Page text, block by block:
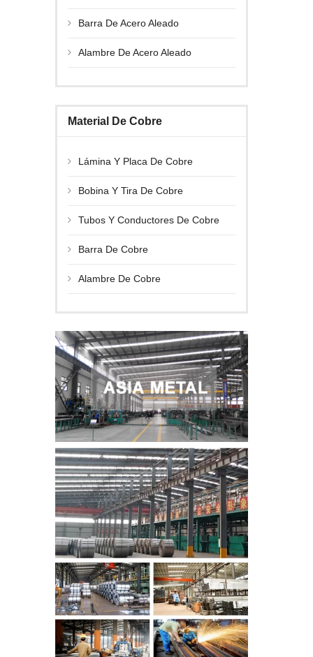
Barra De Acero Aleado
Alambre De Acero Aleado
Material De Cobre
Lámina Y Placa De Cobre
Bobina Y Tira De Cobre
Tubos Y Conductores De Cobre
Barra De Cobre
Alambre De Cobre